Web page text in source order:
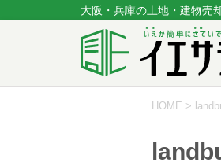
大阪・兵庫の土地・建物売
HOME >